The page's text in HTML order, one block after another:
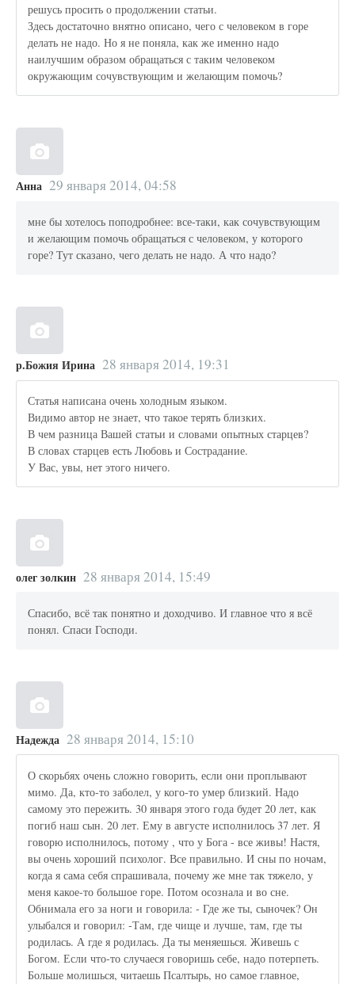
решусь просить о продолжении статьи.
Здесь достаточно внятно описано, чего с человеком в горе
делать не надо. Но я не поняла, как же именно надо
наилучшим образом обращаться с таким человеком
окружающим сочувствующим и желающим помочь?
Анна 29 января 2014, 04:58
мне бы хотелось поподробнее: все-таки, как сочувствующим
и желающим помочь обращаться с человеком, у которого
горе? Тут сказано, чего делать не надо. А что надо?
р.Божия Ирина 28 января 2014, 19:31
Статья написана очень холодным языком.
Видимо автор не знает, что такое терять близких.
В чем разница Вашей статьи и словами опытных старцев?
В словах старцев есть Любовь и Сострадание.
У Вас, увы, нет этого ничего.
олег золкин 28 января 2014, 15:49
Спасибо, всё так понятно и доходчиво. И главное что я всё
понял. Спаси Господи.
Надежда 28 января 2014, 15:10
О скорьбях очень сложно говорить, если они проплывают
мимо. Да, кто-то заболел, у кого-то умер близкий. Надо
самому это пережить. 30 января этого года будет 20 лет, как
погиб наш сын. 20 лет. Ему в августе исполнилось 37 лет. Я
говорю исполнилось, потому , что у Бога - все живы! Настя,
вы очень хороший психолог. Все правильно. И сны по ночам,
когда я сама себя спрашивала, почему же мне так тяжело, у
меня какое-то большое горе. Потом осознала и во сне.
Обнимала его за ноги и говорила: - Где же ты, сыночек? Он
улыбался и говорил: -Там, где чище и лучше, там, где ты
родилась. А где я родилась. Да ты меняешься. Живешь с
Богом. Если что-то случаеся говоришь себе, надо потерпеть.
Больше молишься, читаешь Псалтырь, но самое главное,